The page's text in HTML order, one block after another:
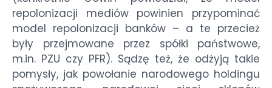
repolonizacji mediów powinien przypominać
model repolonizacji banków – a te przecież
były przejmowane przez spółki państwowe,
m.in. PZU czy PFR). Sądzę też, że odżyją takie
pomysły, jak powołanie narodowego holdingu